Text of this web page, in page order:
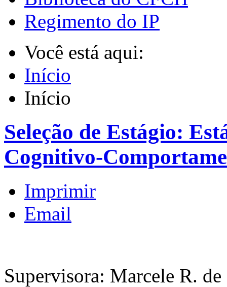
Regimento do IP
Você está aqui:
Início
Início
Seleção de Estágio:
Cognitivo-
Imprimir
Email
Supervisora: Marcele R.